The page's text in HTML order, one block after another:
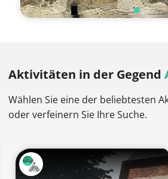
Aktivitäten in der Gegend
Wählen Sie eine der beliebtesten
oder verfeinern Sie Ihre Suche.